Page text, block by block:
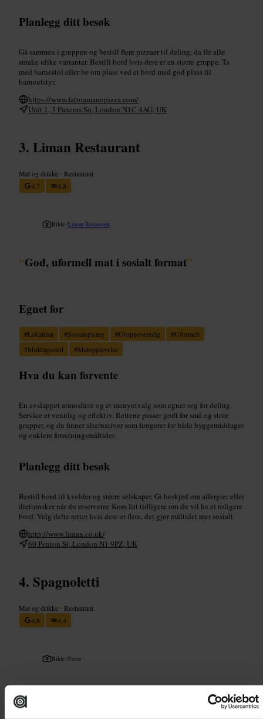
Planlegg ditt besøk
Gå sammen i gruppen og bestill flere pizzaer til deling, da får alle
smake ulike varianter. Bestill bord hvis dere er en større gruppe. Ta
med barnestol eller be om plass ved et bord med god plass til
barneutstyr.
https://www.fattoamanopizza.com/
Unit 1, 3 Pancras Sq, London N1C 4AG, UK
Liman Restaurant
Mat og drikke • Restaurant
4,7
4,8
Bilde /Liman Restaurant
“God, uformell mat i sosialt format”
Egnet for
#Lokalmat #Sosialspising #Gruppevennlig #Uformelt
#Middagssted #Matopplevelse
Hva du kan forvente
En avslappet atmosfære og et menyutvalg som egner seg for deling.
Service er vennlig og effektiv. Rettene passer godt for små og store
grupper, og du finner alternativer som fungerer for både hyggemiddager
og enklere forretningsmåltider.
Planlegg ditt besøk
Bestill bord til kvelder og større selskaper. Gi beskjed om allergier eller
diettønsker når du reserverer. Kom litt tidligere om du vil ha et roligere
bord. Velg delte retter hvis dere er flere, det gjør måltidet mer sosialt.
http://www.liman.co.uk/
60 Penton St, London N1 9PZ, UK
Spagnoletti
Mat og drikke • Restaurant
4,6
4,4
Bilde /Fever
“En enkel, god italiensk middag i sentrum”